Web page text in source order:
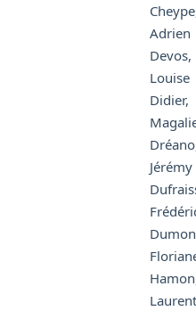
Adrien
Devos,
Louise
Didier,
Jérémy
Laurent